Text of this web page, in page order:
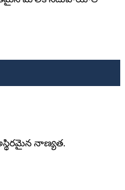
నాణ్యత.